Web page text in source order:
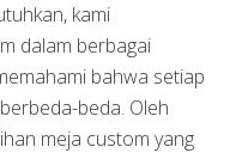
kami
dalam berbagai
bahwa setiap
beda. Oleh
meja custom yang